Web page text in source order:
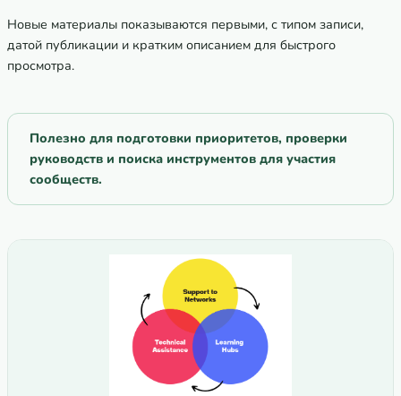
Новые материалы показываются первыми, с типом записи,
датой публикации и кратким описанием для быстрого
просмотра.
Полезно для подготовки приоритетов, проверки
руководств и поиска инструментов для участия
сообществ.